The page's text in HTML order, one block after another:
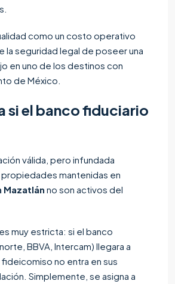
como un costo operativo
la seguridad legal de poseer una
en uno de los destinos con
de México.
si el banco fiduciario
válida, pero infundada
mantenidas en
Mazatlán no son activos del
muy estricta: si el banco
BBVA, Intercam) llegara a
no entra en sus
Simplemente, se asigna a